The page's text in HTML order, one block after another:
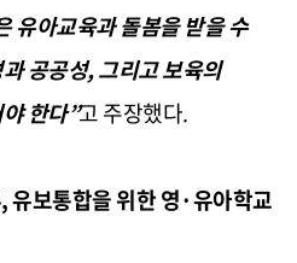
유아교육과 돌봄을 받을 수
공공성,그리고 보육의
한다”고 주장했다.
,유보통합을 위한 영·유아학교